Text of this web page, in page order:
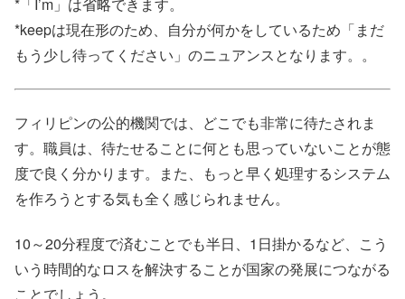
*「I’m」は省略できます。
*keepは現在形のため、自分が何かをしているため「まだ
もう少し待ってください」のニュアンスとなります。。
フィリピンの公的機関では、どこでも非常に待たされま
す。職員は、待たせることに何とも思っていないことが態
度で良く分かります。また、もっと早く処理するシステム
を作ろうとする気も全く感じられません。
10～20分程度で済むことでも半日、1日掛かるなど、こう
いう時間的なロスを解決することが国家の発展につながる
ことでしょう。